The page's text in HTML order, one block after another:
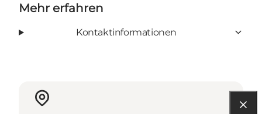
Mehr erfahren
Kontaktinformationen